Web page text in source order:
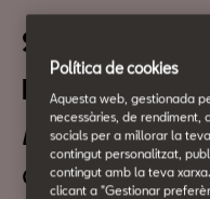
Somien els
punts de
4 de
a les 18:30h
Política de cookies
Aquesta web, gestionada
necessàries, de rendiment,
socials per a millorar la
contingut personalitzat,
contingut amb la teva
clicant a "Gestionar